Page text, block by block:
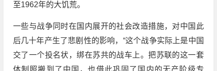
至1962年的大饥荒。
一些与战争同时在国内展开的社会改造措施，对中国此
后几十年产生了悲剧性的影响，“这个战争实际上是中国
交了一个投名状，绑在苏共的战车上。把苏联的这一套